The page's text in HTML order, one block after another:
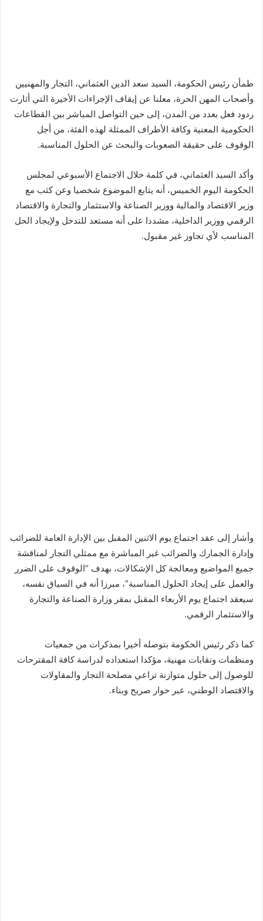
طمأن رئيس الحكومة، السيد سعد الدين العثماني، التجار والمهنيين
وأصحاب المهن الحرة، معلنا عن إيقاف الإجراءات الأخيرة التي أثارت
ردود فعل بعدد من المدن، إلى حين التواصل المباشر بين القطاعات
الحكومية المعنية وكافة الأطراف الممثلة لهذه الفئة، من أجل
الوقوف على حقيقة الصعوبات والبحث عن الحلول المناسبة.
وأكد السيد العثماني، في كلمة خلال الاجتماع الأسبوعي لمجلس
الحكومة اليوم الخميس، أنه يتابع الموضوع شخصيا وعن كثب مع
وزير الاقتصاد والمالية ووزير الصناعة والاستثمار والتجارة والاقتصاد
الرقمي ووزير الداخلية، مشددا على أنه مستعد للتدخل ولإيجاد الحل
المناسب لأي تجاوز غير مقبول.
وأشار إلى عقد اجتماع يوم الاثنين المقبل بين الإدارة العامة للضرائب
وإدارة الجمارك والضرائب غير المباشرة مع ممثلي التجار لمناقشة
جميع المواضيع ومعالجة كل الإشكالات، بهدف “الوقوف على الضرر
والعمل على إيجاد الحلول المناسبة”، مبرزا أنه في السياق نفسه،
سيعقد اجتماع يوم الأربعاء المقبل بمقر وزارة الصناعة والتجارة
والاستثمار الرقمي.
كما ذكر رئيس الحكومة بتوصله أخيرا بمذكرات من جمعيات
ومنظمات ونقابات مهنية، مؤكدا استعداده لدراسة كافة المقترحات
للوصول إلى حلول متوازنة تراعي مصلحة التجار والمقاولات
والاقتصاد الوطني، عبر حوار صريح وبناء.